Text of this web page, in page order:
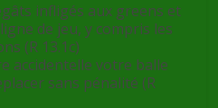
infligés aux greens et
de jeu, y compris les
(R 13.1c)
accidentelle votre balle
sans pénalité (R